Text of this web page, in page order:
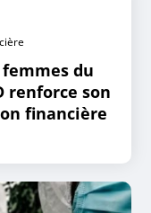
du
renforce son
financière